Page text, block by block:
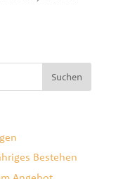
Bestehen